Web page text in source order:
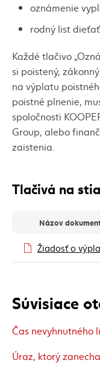
Súvisiace
Čas nevyhnutného
Úraz, ktorý
oznámenie
rodný list
Každé tlačivo
si poistený,
na výplatu
poistné plnenie,
spoločnosti
Group, alebo
zaistenia.
Tlačivá na
Tlačivá na stiahnutie
Názov
Žiadosť o